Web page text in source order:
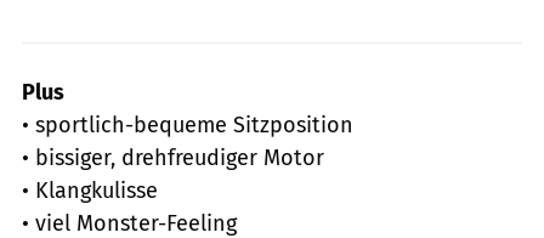
Plus
• sportlich-bequeme Sitzposition
• bissiger, drehfreudiger Motor
• Klangkulisse
• viel Monster-Feeling